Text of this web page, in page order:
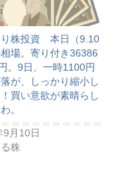
り株投資 本日（9.10
場。寄り付き36386
。9日、一時1100円
が、しっかり縮小し
買い意欲が素晴らし
。
9月10日
株